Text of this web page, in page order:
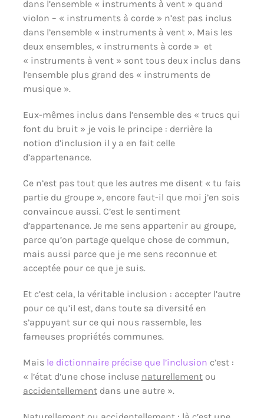
dans l’ensemble « instruments à vent » quand
violon – « instruments à corde » n’est pas inclus
dans l’ensemble « instruments à vent ». Mais les
deux ensembles, « instruments à corde » et
« instruments à vent » sont tous deux inclus dans
l’ensemble plus grand des « instruments de
musique ».
Eux-mêmes inclus dans l’ensemble des « trucs qui
font du bruit » je vois le principe : derrière la
notion d’inclusion il y a en fait celle
d’appartenance.
Ce n’est pas tout que les autres me disent « tu fais
partie du groupe », encore faut-il que moi j’en sois
convaincue aussi. C’est le sentiment
d’appartenance. Je me sens appartenir au groupe,
parce qu’on partage quelque chose de commun,
mais aussi parce que je me sens reconnue et
acceptée pour ce que je suis.
Et c’est cela, la véritable inclusion : accepter l’autre
pour ce qu’il est, dans toute sa diversité en
s’appuyant sur ce qui nous rassemble, les
fameuses propriétés communes.
Mais le dictionnaire précise que l’inclusion c’est :
« l’état d’une chose incluse naturellementou
accidentellementdans une autre ».